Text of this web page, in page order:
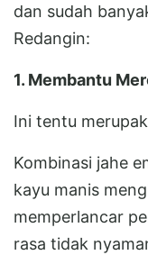
dan sudah
Redangin:
1. Membantu
Ini tentu
Kombinasi jahe
kayu manis
memperlancar
rasa tidak